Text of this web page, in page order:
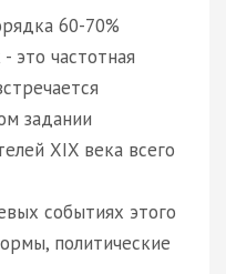
60-70%
это частотная
задании
XIX века всего
событиях этого
политические